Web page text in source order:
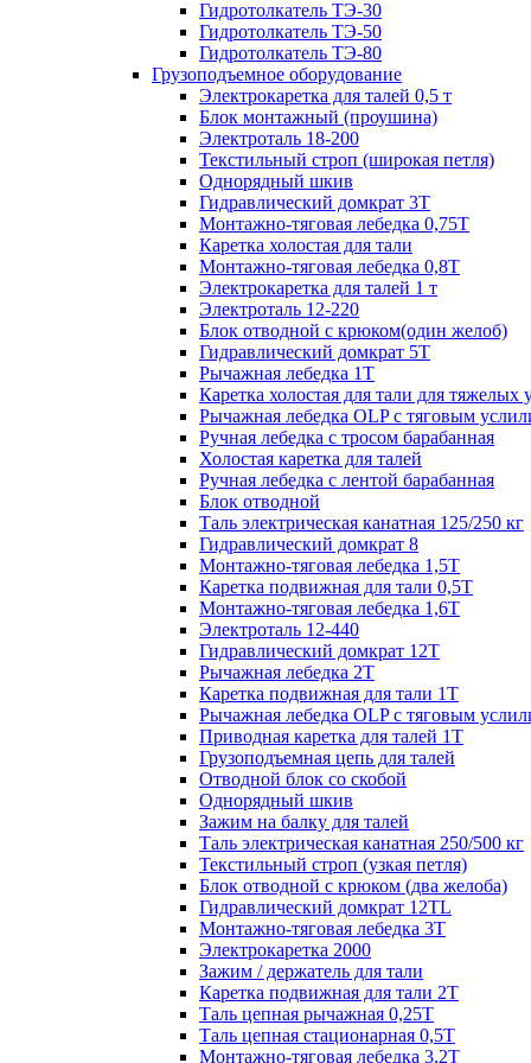
Гидротолкатель ТЭ-30
Гидротолкатель ТЭ-50
Гидротолкатель ТЭ-80
Грузоподъемное оборудование
Электрокаретка для талей 0,5 т
Блок монтажный (проушина)
Электроталь 18-200
Текстильный строп (широкая петля)
Однорядный шкив
Гидравлический домкрат 3T
Монтажно-тяговая лебедка 0,75Т
Каретка холостая для тали
Монтажно-тяговая лебедка 0,8Т
Электрокаретка для талей 1 т
Электроталь 12-220
Блок отводной с крюком(один желоб)
Гидравлический домкрат 5T
Рычажная лебедка 1Т
Каретка холостая для тали для тяжелых
Рычажная лебедка OLP с тяговым
Ручная лебедка с тросом барабанная
Холостая каретка для талей
Ручная лебедка с лентой барабанная
Блок отводной
Таль электрическая канатная 125/250 кг
Гидравлический домкрат 8
Монтажно-тяговая лебедка 1,5Т
Каретка подвижная для тали 0,5Т
Монтажно-тяговая лебедка 1,6Т
Электроталь 12-440
Гидравлический домкрат 12Т
Рычажная лебедка 2Т
Каретка подвижная для тали 1Т
Рычажная лебедка OLP с тяговым
Приводная каретка для талей 1Т
Грузоподъемная цепь для талей
Отводной блок со скобой
Однорядный шкив
Зажим на балку для талей
Таль электрическая канатная 250/500 кг
Текстильный строп (узкая петля)
Блок отводной с крюком (два желоба)
Гидравлический домкрат 12TL
Монтажно-тяговая лебедка 3Т
Электрокаретка 2000
Зажим / держатель для тали
Каретка подвижная для тали 2Т
Таль цепная рычажная 0,25Т
Таль цепная стационарная 0,5Т
Монтажно-тяговая лебедка 3,2Т